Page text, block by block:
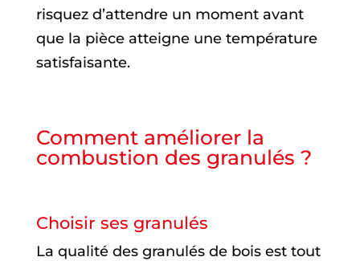
risquez d’attendre un moment avant
que la pièce atteigne une température
satisfaisante.
Comment améliorer la
combustion des granulés ?
Choisir ses granulés
La qualité des granulés de bois est tout